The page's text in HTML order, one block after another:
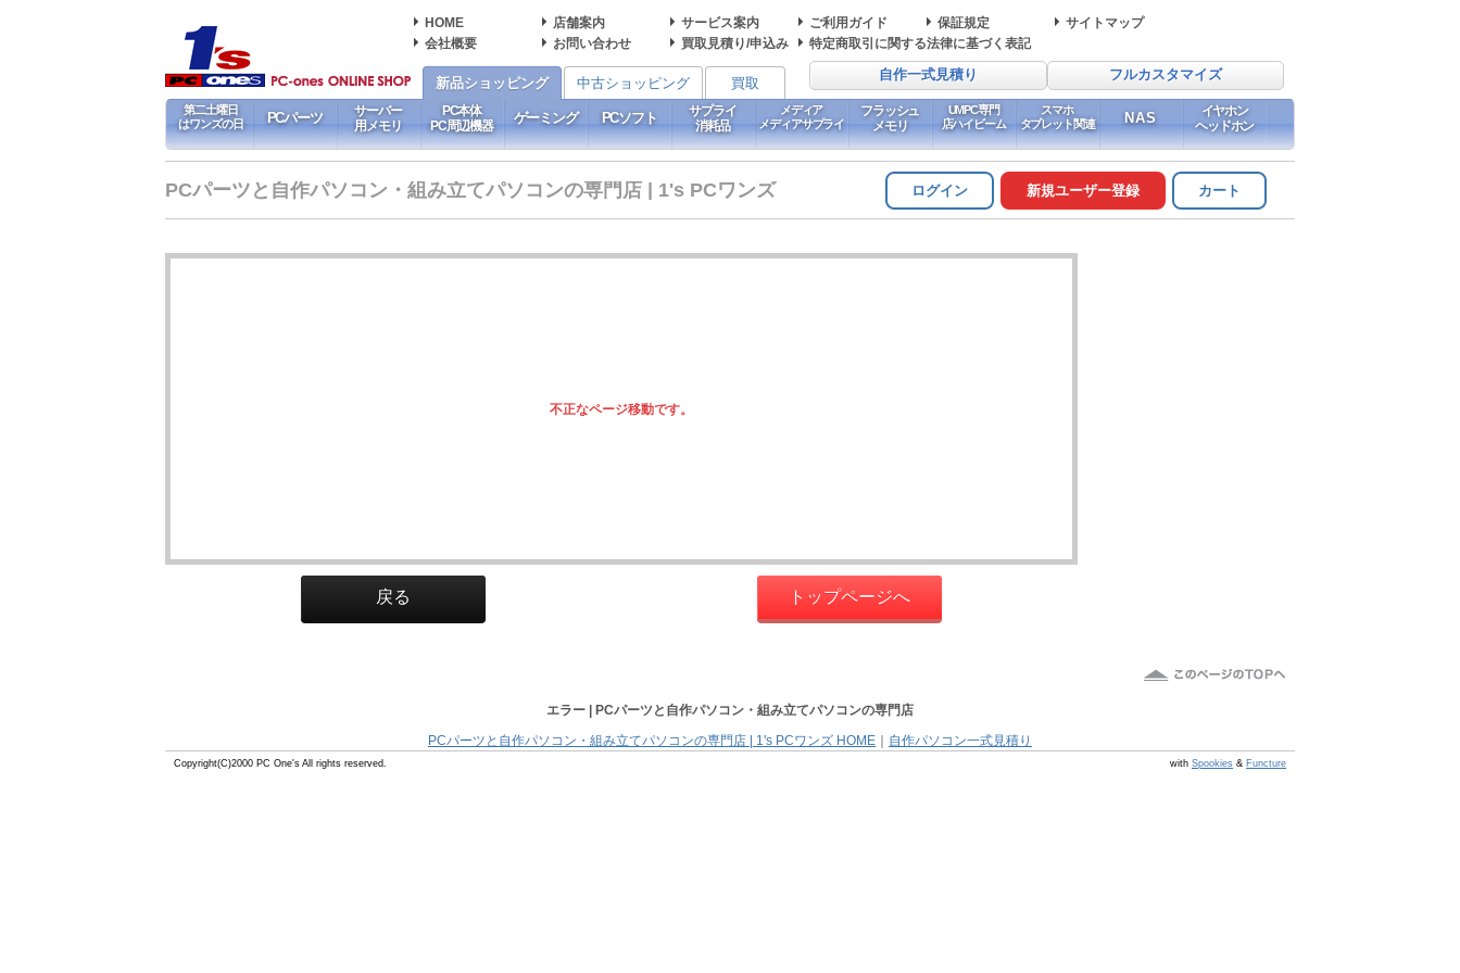
HOME 店舗案内 サービス案内 ご利用ガイド 保証規定
サイトマップ
会社概要
お問い合わせ 買取見積り/申込み 特定商取引に関する法律に基づく表記
自作一式見積り フルカスタマイズ
新品ショッピング 中古ショッピング 買取
第二土曜日
はワンズの日
PCパーツ
サーバー
用メモリ
PC本体
PC周辺機器
ゲーミング PCソフト
サプライ
消耗品
メディア
メディアサプライ
フラッシュ
メモリ
UMPC専門
店ハイビーム
スマホ
タブレット関連
NAS
イヤホン
ヘッドホン
PCパーツと自作パソコン・組み立てパソコンの専門店 | 1's PCワンズ ログイン 新規ユーザー登録 カート
不正なページ移動です。
戻る トップページへ
エラー | PCパーツと自作パソコン・組み立てパソコンの専門店
PCパーツと自作パソコン・組み立てパソコンの専門店 | 1's PCワンズ HOME
自作パソコン一式見積り
Copyright(C)2000 PC One's All rights reserved. with Spookies & Functure